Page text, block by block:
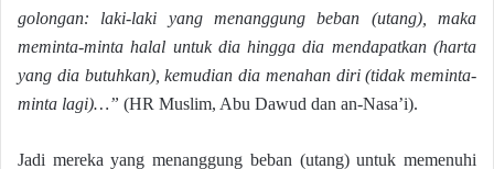
golongan: laki-laki yang menanggung beban (utang), maka
meminta-minta halal untuk dia hingga dia mendapatkan (harta
yang dia butuhkan), kemudian dia menahan diri (tidak meminta-
minta lagi)…” (HR Muslim, Abu Dawud dan an-Nasa’i).
Jadi mereka yang menanggung beban (utang) untuk memenuhi